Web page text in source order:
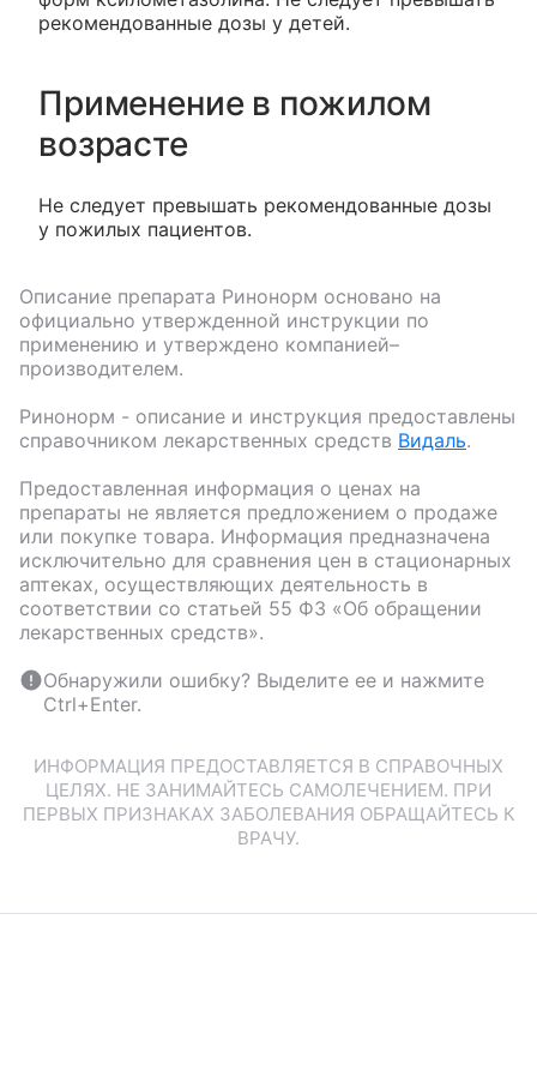
рекомендованные дозы у детей.
Применение в пожилом
возрасте
Не следует превышать рекомендованные дозы
у пожилых пациентов.
Описание препарата Ринонорм основано на
официально утвержденной инструкции по
применению и утверждено компанией–
производителем.
Ринонорм - описание и инструкция предоставлены
справочником лекарственных средств Видаль.
Предоставленная информация о ценах на
препараты не является предложением о продаже
или покупке товара. Информация предназначена
исключительно для сравнения цен в стационарных
аптеках, осуществляющих деятельность в
соответствии со статьей 55 ФЗ «Об обращении
лекарственных средств».
Обнаружили ошибку? Выделите ее и нажмите
Ctrl+Enter.
ИНФОРМАЦИЯ ПРЕДОСТАВЛЯЕТСЯ В СПРАВОЧНЫХ
ЦЕЛЯХ. НЕ ЗАНИМАЙТЕСЬ САМОЛЕЧЕНИЕМ. ПРИ
ПЕРВЫХ ПРИЗНАКАХ ЗАБОЛЕВАНИЯ ОБРАЩАЙТЕСЬ К
ВРАЧУ.